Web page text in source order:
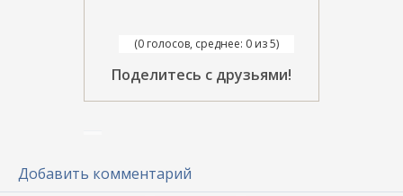
(0 голосов, среднее: 0 из 5)
Поделитесь с друзьями!
Добавить комментарий